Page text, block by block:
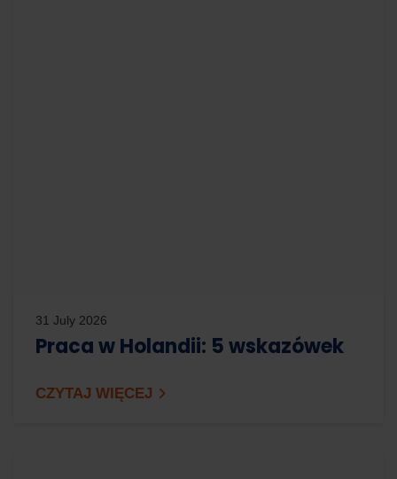
31 July 2026
Praca w Holandii: 5 wskazówek
CZYTAJ WIĘCEJ